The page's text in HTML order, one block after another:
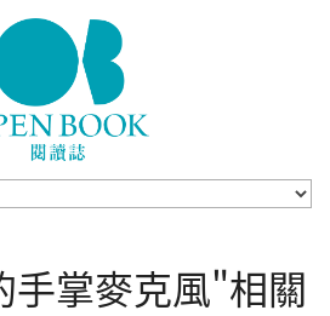
手掌麥克風"相關